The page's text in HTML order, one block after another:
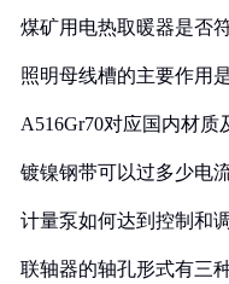
煤矿用电热取暖器是否
照明母线槽的主要作用
A516Gr70对应国内材
镀镍钢带可以过多少电
计量泵如何达到控制和
联轴器的轴孔形式有三